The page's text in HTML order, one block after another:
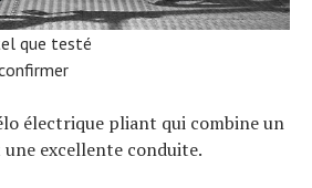
que testé
électrique pliant qui combine un
excellente conduite.